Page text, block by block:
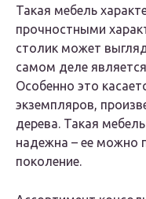
Такая мебель
прочностными
столик может
самом деле
Особенно это
экземпляров,
дерева. Такая
надежна – ее можно
поколение.